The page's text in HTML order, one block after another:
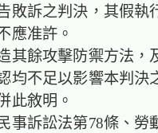
敗訴之判決，其假執
應准許。
其餘攻擊防禦方法，
均不足以影響本判決
此敘明。
事訴訟法第78條、勞